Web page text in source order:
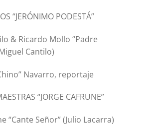
“JERÓNIMO PODESTÁ”
& Ricardo Mollo “Padre
Cantilo)
Navarro, reportaje
“JORGE CAFRUNE”
“Cante Señor” (Julio Lacarra)